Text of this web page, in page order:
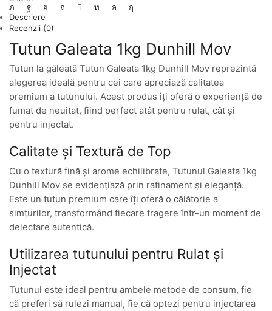
Descriere
Recenzii (0)
Tutun Galeata 1kg Dunhill Mov
Tutun la găleată Tutun Galeata 1kg Dunhill Mov reprezintă
alegerea ideală pentru cei care apreciază calitatea
premium a tutunului. Acest produs îți oferă o experiență de
fumat de neuitat, fiind perfect atât pentru rulat, cât și
pentru injectat.
Calitate și Textură de Top
Cu o textură fină și arome echilibrate, Tutunul Galeata 1kg
Dunhill Mov se evidențiază prin rafinament și eleganță.
Este un tutun premium care îți oferă o călătorie a
simțurilor, transformând fiecare tragere într-un moment de
delectare autentică.
Utilizarea tutunului pentru Rulat și
Injectat
Tutunul este ideal pentru ambele metode de consum, fie
că preferi să rulezi manual, fie că optezi pentru injectarea